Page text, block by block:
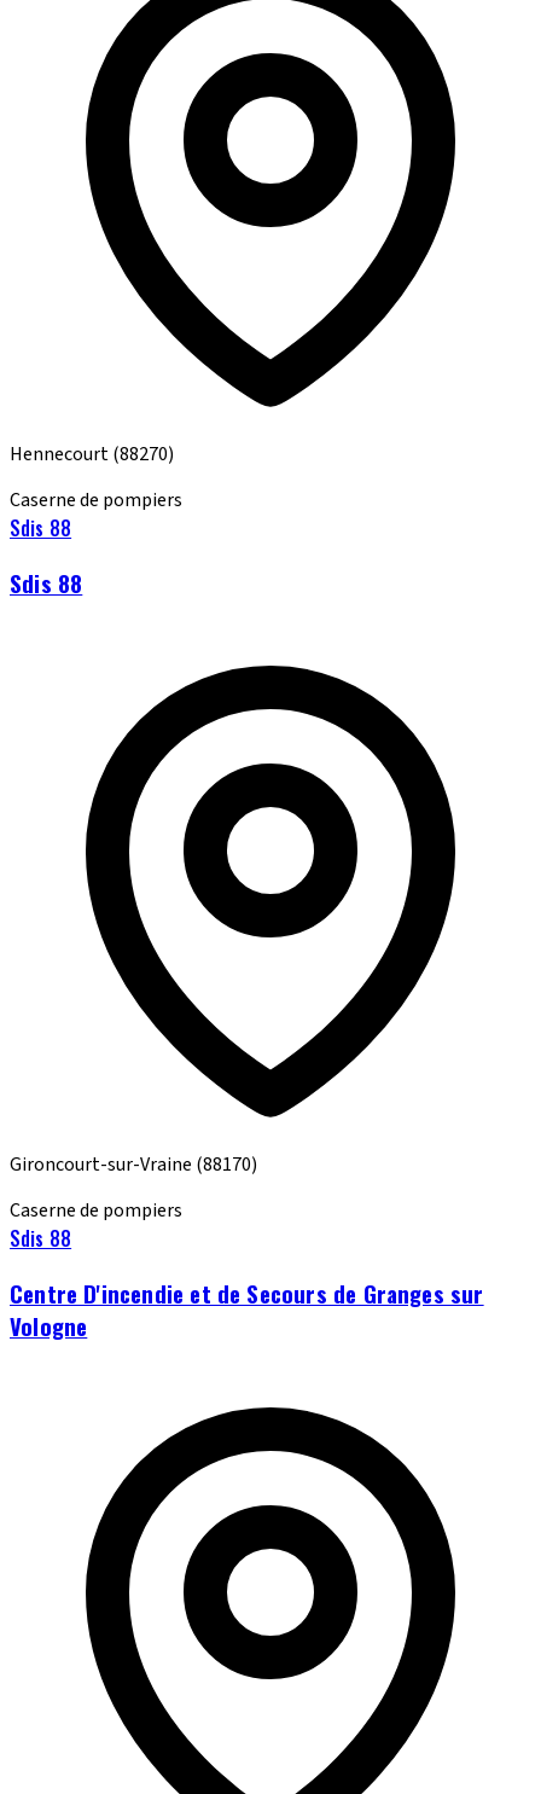
Hennecourt(88270)
Caserne de pompiers
Sdis 88
Sdis 88
Gironcourt-sur-Vraine (88170)
Caserne de pompiers
Sdis 88
Centre D'incendie et de Secours de Granges sur
Vologne